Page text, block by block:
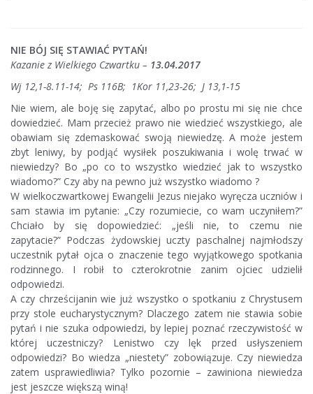
NIE BÓJ SIĘ STAWIAĆ PYTAŃ!
Kazanie z Wielkiego Czwartku – 13.04.2017
Wj 12,1-8.11-14; Ps 116B; 1Kor 11,23-26; J 13,1-15
Nie wiem, ale boję się zapytać, albo po prostu mi się nie chce
dowiedzieć. Mam przecież prawo nie wiedzieć wszystkiego, ale
obawiam się zdemaskować swoją niewiedzę. A może jestem
zbyt leniwy, by podjąć wysiłek poszukiwania i wolę trwać w
niewiedzy? Bo „po co to wszystko wiedzieć jak to wszystko
wiadomo?” Czy aby na pewno już wszystko wiadomo ?
W wielkoczwartkowej Ewangelii Jezus niejako wyręcza uczniów i
sam stawia im pytanie: „Czy rozumiecie, co wam uczyniłem?”
Chciało by się dopowiedzieć: „jeśli nie, to czemu nie
zapytacie?” Podczas żydowskiej uczty paschalnej najmłodszy
uczestnik pytał ojca o znaczenie tego wyjątkowego spotkania
rodzinnego. I robił to czterokrotnie zanim ojciec udzielił
odpowiedzi.
A czy chrześcijanin wie już wszystko o spotkaniu z Chrystusem
przy stole eucharystycznym? Dlaczego zatem nie stawia sobie
pytań i nie szuka odpowiedzi, by lepiej poznać rzeczywistość w
której uczestniczy? Lenistwo czy lęk przed usłyszeniem
odpowiedzi? Bo wiedza „niestety” zobowiązuje. Czy niewiedza
zatem usprawiedliwia? Tylko pozornie – zawiniona niewiedza
jest jeszcze większą winą!